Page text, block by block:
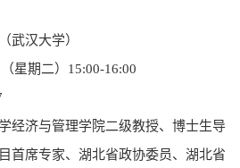
武汉大学）
星期二）15:00-16:00
经济与管理学院二级教授、博士生导
首席专家、湖北省政协委员、湖北省